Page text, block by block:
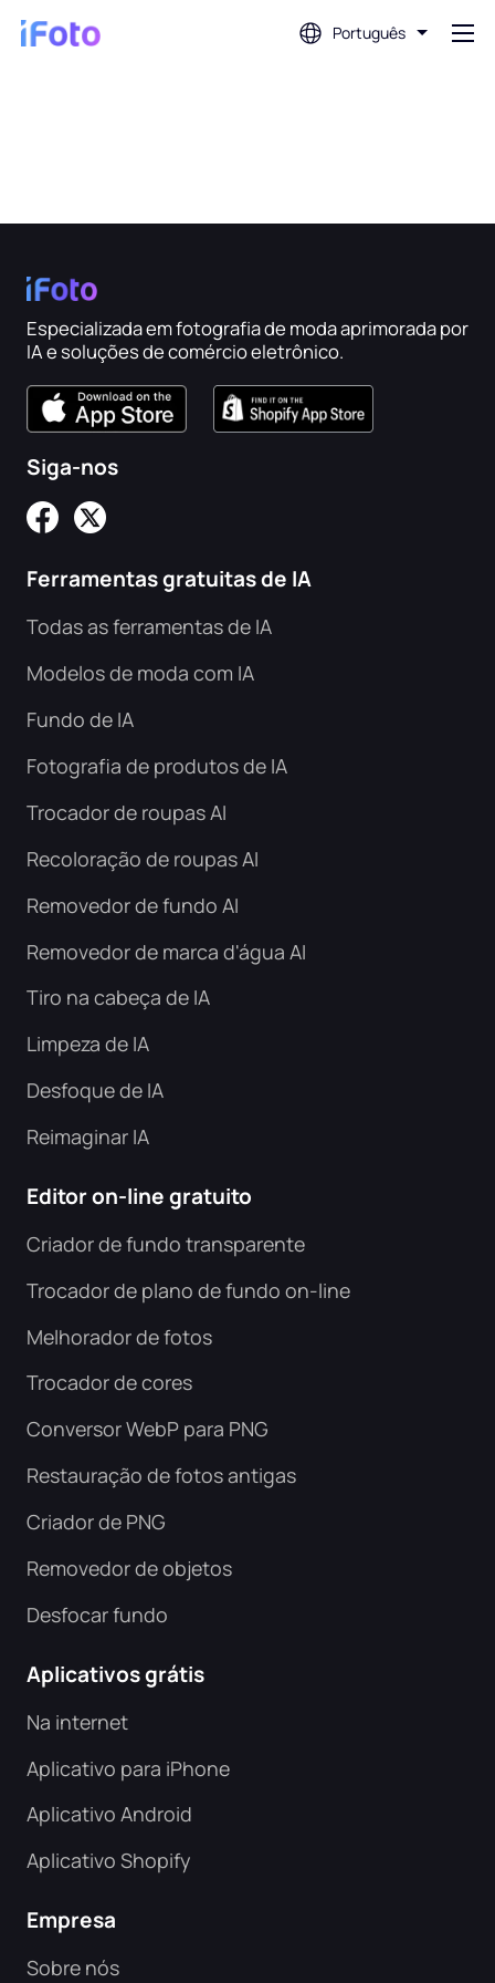
Português
Melhorador de fotos
Criador de fotos de perfil
Penteado AI
Fotos de limpeza
Restaurar foto antiga
Compressor de imagem grátis
Ferramentas de comércio eletrônico
Modelos de moda de IA
Recolorir roupas
Gerador de fundo de IA
Trocador de fundo online
Direitos autorais da imagem
Gerador de rosto de IA
Otimizador de imagem no Shopify
Clareador de Imagem
Ferramentas PDF
Tradutor PDF
Mesclar arquivo PDF online
Converter PDF para Word Online
Converter PDF para Excel Online
Converter PDF para PPT online
JPG para PDF on-line
WORD para JPG
Explorar todas as ferramentas
Especializada em fotografia de moda aprimorada por
IA e soluções de comércio eletrônico.
Siga-nos
Ferramentas gratuitas de IA
Todas as ferramentas de IA
Modelos de moda com IA
Fundo de IA
Fotografia de produtos de IA
Trocador de roupas AI
Recoloração de roupas AI
Removedor de fundo AI
Removedor de marca d'água AI
Tiro na cabeça de IA
Limpeza de IA
Desfoque de IA
Reimaginar IA
Editor on-line gratuito
Criador de fundo transparente
Trocador de plano de fundo on-line
Melhorador de fotos
Trocador de cores
Conversor WebP para PNG
Restauração de fotos antigas
Criador de PNG
Removedor de objetos
Desfocar fundo
Aplicativos grátis
Na internet
Aplicativo para iPhone
Aplicativo Android
Aplicativo Shopify
Empresa
Sobre nós